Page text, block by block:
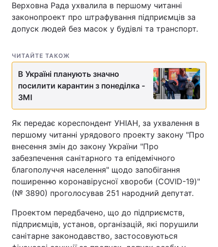
Верховна Рада ухвалила в першому читанні
законопроект про штрафування підприємців за
допуск людей без масок у будівлі та транспорт.
ЧИТАЙТЕ ТАКОЖ
В Україні планують значно
посилити карантин з понеділка -
ЗМІ
Як передає кореспондент УНІАН, за ухвалення в
першому читанні урядового проекту закону "Про
внесення змін до закону України "Про
забезпечення санітарного та епідемічного
благополуччя населення" щодо запобігання
поширенню коронавірусної хвороби (COVID-19)"
(№ 3890) проголосував 251 народний депутат.
Проектом передбачено, що до підприємств,
підприємців, установ, організацій, які порушили
санітарне законодавство, застосовуються